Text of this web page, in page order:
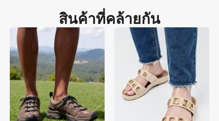
สินค้าที่คล้ายกัน